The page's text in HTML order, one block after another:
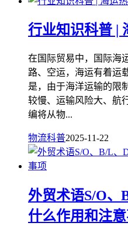
行业知识科普 |
在国际贸易中，国际海
路、空运，海运有着运
是，由于海洋运输的限
较慢、运输风险大、航
编将从物...
物流科普2025-11-22
外贸术语S/O、
什么作用和注